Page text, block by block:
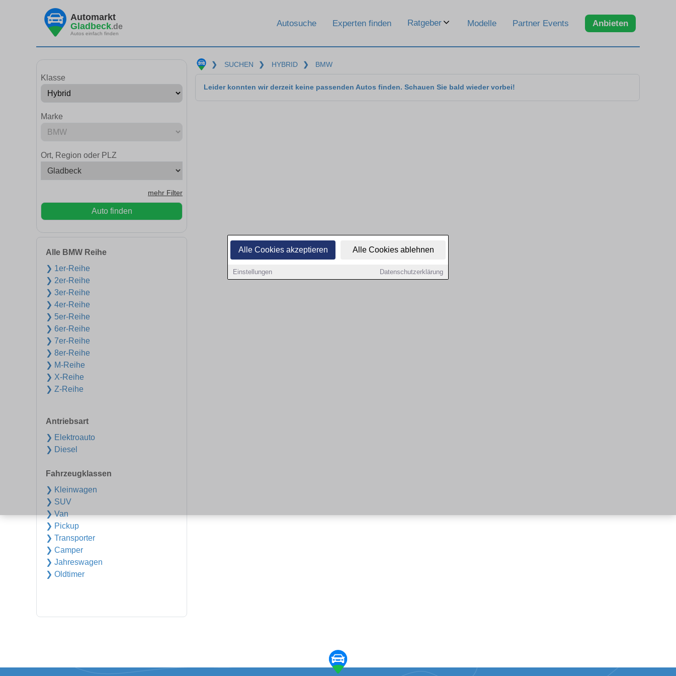
Alle Cookies akzeptieren Alle Cookies ablehnen
Einstellungen Datenschutzerklärung
Automarkt
Gladbeck.de
Autos einfach finden
Autosuche Experten finden Ratgeber Modelle Partner Events Anbieten
Klasse
Marke
Ort, Region oder PLZ
mehr Filter
Auto finden
Alle BMW Reihe
❯ 1er-Reihe
❯ 2er-Reihe
❯ 3er-Reihe
❯ 4er-Reihe
❯ 5er-Reihe
❯ 6er-Reihe
❯ 7er-Reihe
❯ 8er-Reihe
❯ M-Reihe
❯ X-Reihe
❯ Z-Reihe
Antriebsart
❯ Elektroauto
❯ Diesel
Fahrzeugklassen
❯ Kleinwagen
❯ SUV
❯ Van
❯ Pickup
❯ Transporter
❯ Camper
❯ Jahreswagen
❯ Oldtimer
❯ SUCHEN ❯ HYBRID ❯ BMW
Leider konnten wir derzeit keine passenden Autos finden. Schauen Sie bald wieder vorbei!